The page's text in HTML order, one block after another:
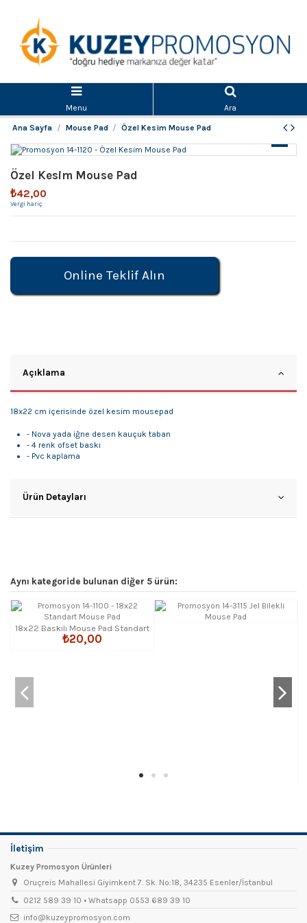
Menu Ara
Ana Sayfa Mouse Pad Özel Kesim Mouse Pad
Özel Kesim Mouse Pad
₺42,00
Vergi hariç
Online Teklif Alın
Açıklama
18x22 cm içerisinde özel kesim mousepad
- Nova yada iğne desen kauçuk taban
- 4 renk ofset baskı
- Pvc kaplama
Ürün Detayları
Aynı kategoride bulunan diğer 5 ürün:
18x22 Baskılı Mouse Pad Standart
₺20,00
İletişim
Kuzey Promosyon Ürünleri
Oruçreis Mahallesi Giyimkent 7. Sk. No:18, 34235 Esenler/İstanbul
0212 589 39 10 • Whatsapp 0553 689 39 10
info@kuzeypromosyon.com